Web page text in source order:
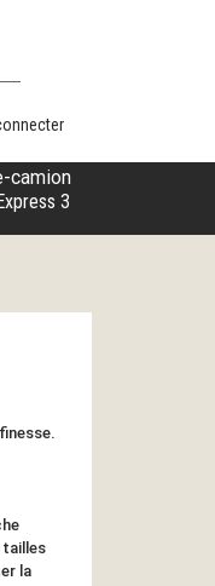
3
tailles
la